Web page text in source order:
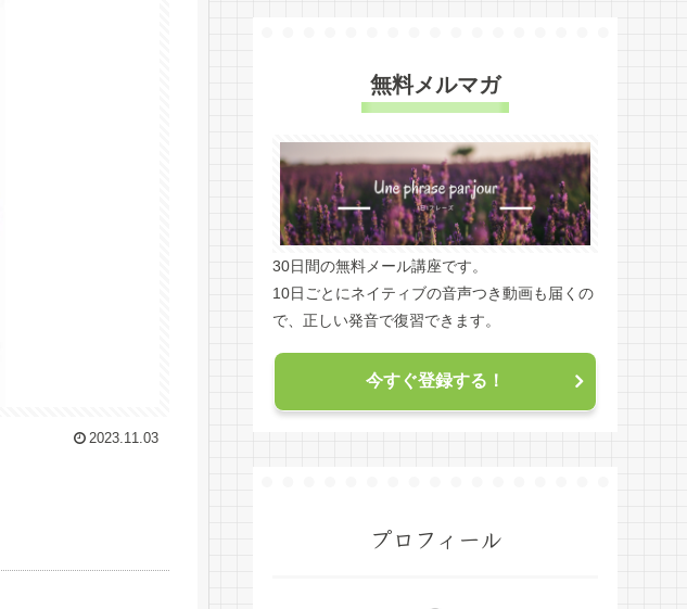
2023.11.03
無料メルマガ
30日間の無料メール講座です。
10日ごとにネイティブの音声つき動画も届くの
で、正しい発音で復習できます。
今すぐ登録する！
プロフィール